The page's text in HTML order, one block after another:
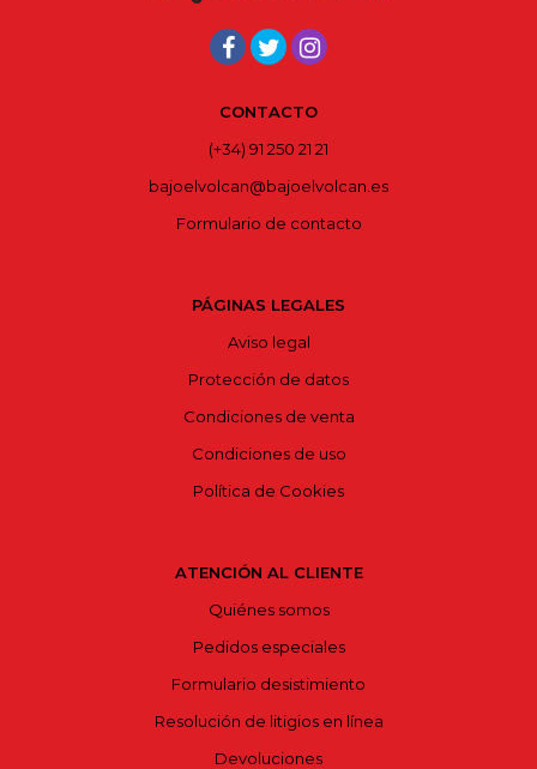
CONTACTO
(+34) 91 250 21 21
bajoelvolcan@bajoelvolcan.es
Formulario de contacto
PÁGINAS LEGALES
Aviso legal
Protección de datos
Condiciones de venta
Condiciones de uso
Política de Cookies
ATENCIÓN AL CLIENTE
Quiénes somos
Pedidos especiales
Formulario desistimiento
Resolución de litigios en línea
Devoluciones